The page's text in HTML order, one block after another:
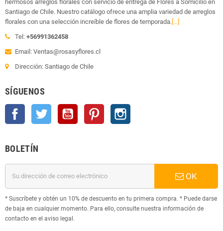
hermosos arreglos florales con servicio de entrega de Flores a Somicilio en
Santiago de Chile. Nuestro catálogo ofrece una amplia variedad de arreglos
florales con una selección increíble de flores de temporada. [...]
Tel: +56991362458
Email: Ventas@rosasyflores.cl
Dirección: Santiago de Chile
SÍGUENOS
Facebook Twitter YouTube Pinterest
BOLETÍN
OK
* Suscríbete y obtén un 10% de descuento en tu primera compra. * Puede darse
de baja en cualquier momento. Para ello, consulte nuestra información de
contacto en el aviso legal.